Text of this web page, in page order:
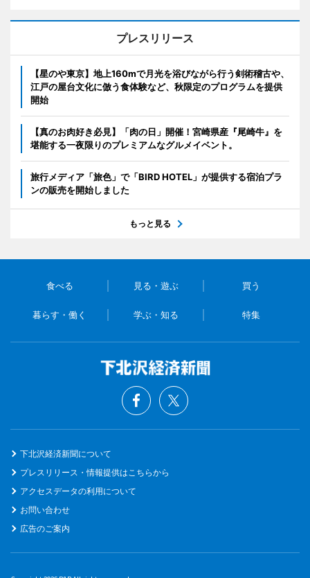
プレスリリース
【星のや東京】地上160mで月光を浴びながら行う剣術稽古や、
江戸の屋台文化に倣う食体験など、秋限定のプログラムを提供
開始
【真のお肉好き必見】「肉の日」開催！宮崎県産『尾崎牛』を
堪能する一夜限りのプレミアムなグルメイベント。
旅行メディア「旅色」で「BIRD HOTEL」が提供する宿泊プラ
ンの販売を開始しました
もっと見る
食べる 見る・遊ぶ 買う
暮らす・働く 学ぶ・知る 特集
下北沢経済新聞について
プレスリリース・情報提供はこちらから
アクセスデータの利用について
お問い合わせ
広告のご案内